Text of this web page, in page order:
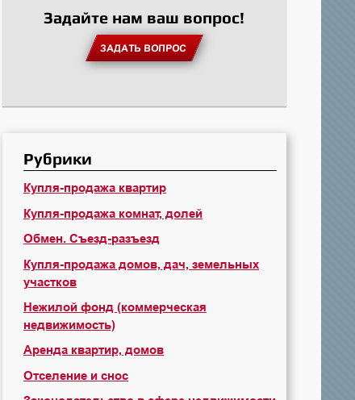
Задайте нам ваш вопрос!
ЗАДАТЬ ВОПРОС
Рубрики
Купля-продажа квартир
Купля-продажа комнат, долей
Обмен. Съезд-разъезд
Купля-продажа домов, дач, земельных
участков
Нежилой фонд (коммерческая
недвижимость)
Аренда квартир, домов
Отселение и снос